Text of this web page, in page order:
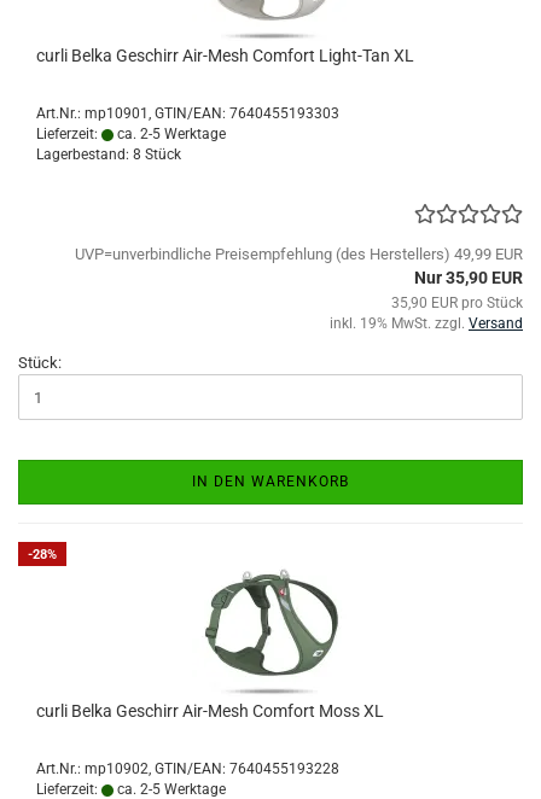
curli Belka Geschirr Air-Mesh Comfort Light-Tan XL
Art.Nr.: mp10901 GTIN/EAN: 7640455193303
Lieferzeit:
ca. 2-5 Werktage
Lagerbestand: 8 Stück
UVP=unverbindliche Preisempfehlung (des Herstellers) 49,99 EUR
Nur 35,90 EUR
35,90 EUR pro Stück
inkl. 19% MwSt. zzgl. Versand
Stück:
IN DEN WARENKORB
-28%
curli Belka Geschirr Air-Mesh Comfort Moss XL
Art.Nr.: mp10902 GTIN/EAN: 7640455193228
Lieferzeit:
ca. 2-5 Werktage